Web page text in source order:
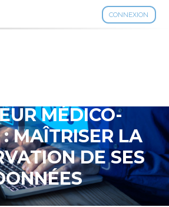
CONNEXION
MÉDICO-
MAÎTRISER LA
DE SES